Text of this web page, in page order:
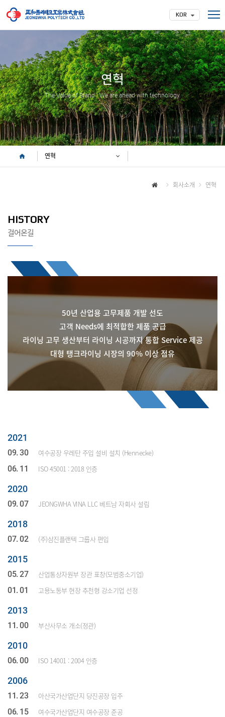
KOR
회사소개
인사말
연혁
조직도
오시는 길
제품소개
고무롤
라이닝
고무성형품
엔지니어링 서비스
기술현황
고무재질선정
커뮤니티
연혁
The Value of Brand ! We are ahead with technology.
연혁
회사소개 연혁
HISTORY
걸어온길
50년 산업용 고무제품 개발 선도
고객 Needs에 최적합한 제품 공급
라이닝 고무 생산부터 라이닝 시공까지 통합 Service 제공
대형 탱크라이닝 시장의 90% 이상 점유
2021
09. 30
여수공장 우레탄 주입 설비 설치 (Hennecke)
06. 11
ISO 45001 : 2018 인증
2020
09. 07 JEONGWHA VINA LLC 베트남 자회사 설립
2018
07. 02 (주)삼진플랜텍 그룹사 편입
2015
05. 27
산업통상자원부 장관 표창(모범중소기업)
01. 01
고용노동부 현장 추천형 강소기업 선정
2013
11. 00 부산사무소 개소(정관)
2010
06. 00 ISO 14001 : 2004 인증
2006
11. 23
아산국가산업단지 당진공장 입주
06. 15
여수국가산업단지 여수공장 준공